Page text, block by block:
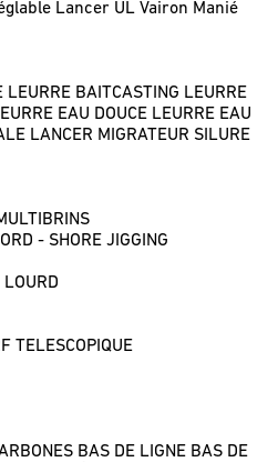
Lancer UL Vairon Manié
LEURRE BAITCASTING LEURRE
EAU DOUCE LEURRE EAU
LANCER MIGRATEUR SILURE
- SHORE JIGGING
LOURD
TELESCOPIQUE
BAS DE LIGNE BAS DE